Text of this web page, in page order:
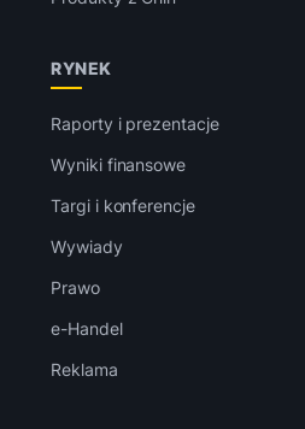
RYNEK
Raporty i prezentacje
Wyniki finansowe
Targi i konferencje
Wywiady
Prawo
e-Handel
Reklama